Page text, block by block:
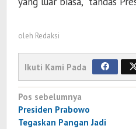
oleh Redaksi
Ikuti Kami Pada
Navigasi
pos
Pos sebelumnya
Presiden Prabowo
Tegaskan Pangan Jadi